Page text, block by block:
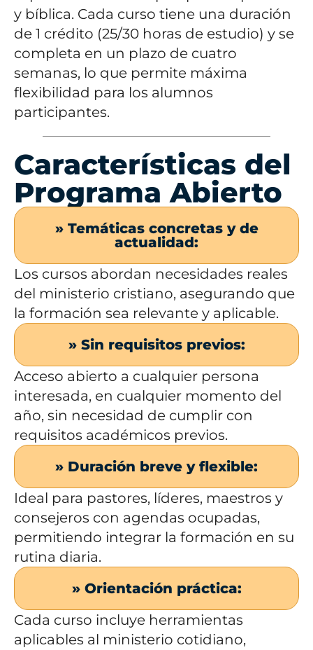
y bíblica. Cada curso tiene una duración
de 1 crédito (25/30 horas de estudio) y se
completa en un plazo de cuatro
semanas, lo que permite máxima
flexibilidad para los alumnos
participantes.
Características del
Programa Abierto
» Temáticas concretas y de
actualidad:
Los cursos abordan necesidades reales
del ministerio cristiano, asegurando que
la formación sea relevante y aplicable.
» Sin requisitos previos:
Acceso abierto a cualquier persona
interesada, en cualquier momento del
año, sin necesidad de cumplir con
requisitos académicos previos.
» Duración breve y flexible:
Ideal para pastores, líderes, maestros y
consejeros con agendas ocupadas,
permitiendo integrar la formación en su
rutina diaria.
» Orientación práctica:
Cada curso incluye herramientas
aplicables al ministerio cotidiano,